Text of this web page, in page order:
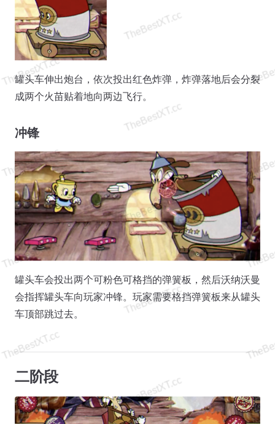
罐头车伸出炮台，依次投出红色炸弹，炸弹落地后会分裂
成两个火苗贴着地向两边飞行。
冲锋
罐头车会投出两个可粉色可格挡的弹簧板，然后沃纳沃曼
会指挥罐头车向玩家冲锋。玩家需要格挡弹簧板来从罐头
车顶部跳过去。
二阶段